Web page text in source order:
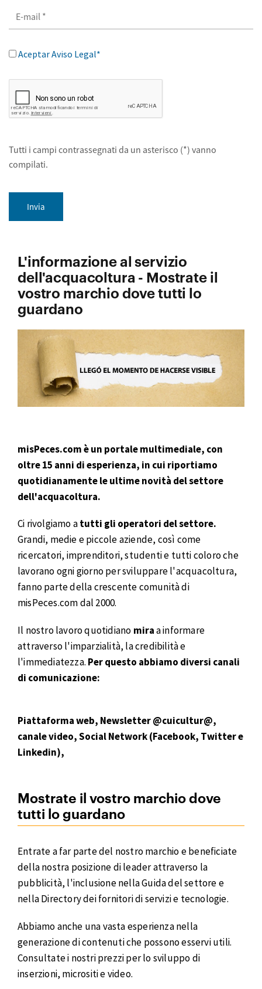
Aceptar Aviso Legal*
Tutti i campi contrassegnati da un asterisco (*) vanno
compilati.
Invia
L'informazione al servizio
dell'acquacoltura - Mostrate il
vostro marchio dove tutti lo
guardano
misPeces.com è un portale multimediale, con
oltre 15 anni di esperienza, in cui riportiamo
quotidianamente le ultime novità del settore
dell'acquacoltura.
Ci rivolgiamo atutti gli operatori del settore.
Grandi, medie e piccole aziende, così come
ricercatori, imprenditori, studenti e tutti coloro che
lavorano ogni giorno per sviluppare l'acquacoltura,
fanno parte della crescente comunità di
misPeces.com dal 2000.
Il nostro lavoro quotidiano miraa informare
attraverso l'imparzialità, la credibilità e
l'immediatezza. Per questo abbiamo diversi canali
di comunicazione:
Piattaforma web, Newsletter @cuicultur@,
canale video, Social Network (Facebook, Twitter e
Linkedin),
Mostrate il vostro marchio dove
tutti lo guardano
Entrate a far parte del nostro marchio e beneficiate
della nostra posizione di leader attraverso la
pubblicità, l'inclusione nella Guida del settore e
nella Directory dei fornitori di servizi e tecnologie.
Abbiamo anche una vasta esperienza nella
generazione di contenuti che possono esservi utili.
Consultate i nostri prezzi per lo sviluppo di
inserzioni, micrositi e video.